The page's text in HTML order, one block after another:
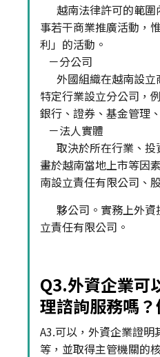
越南法律許可的範圍
事若干商業推廣活動，
利」的活動。
－分公司
外國組織在越南設立
特定行業設立分公司，
銀行、證券、基金管理
－法人實體
取決於所在行業、投
畫於越南當地上市等因
南設立責任有限公司、
夥公司。實務上外資
立責任有限公司。
Q3.外資企業可
理諮詢服務嗎
A3.可以，外資企業證
等，並取得主管機關的